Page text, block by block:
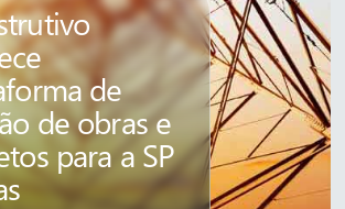
de
de obras e
para a SP